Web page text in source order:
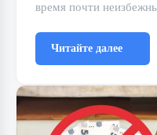
время почти
Читайте далее